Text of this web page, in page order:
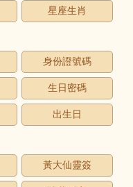
星座生肖
身份證號碼
生日密碼
出生日
黃大仙靈簽